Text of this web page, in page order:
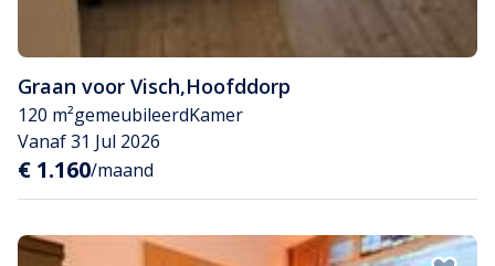
Graan voor Visch,Hoofddorp
120 m²gemeubileerdKamer
Vanaf 31 Jul 2026
€ 1.160/maand